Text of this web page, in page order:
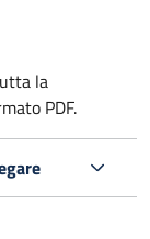
la
PDF.